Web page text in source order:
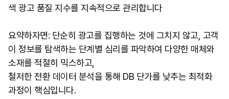
색 광고 품질 지수를 지속적으로 관리합니다
요약하자면: 단순히 광고를 집행하는 것에 그치지 않고, 고객
이 정보를 탐색하는 단계별 심리를 파악하여 다양한 매체와
소재를 적절히 믹스하고,
철저한 전환 데이터 분석을 통해 DB 단가를 낮추는 최적화
과정이 핵심입니다.